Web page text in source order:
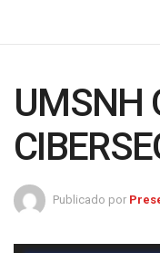
UMSNH
Publicado por